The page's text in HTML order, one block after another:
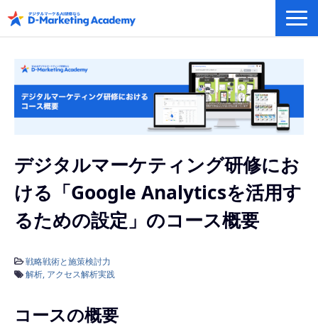
eラーニングシステム
カリキュラム例/事例
無料プラン/キャンペーン/特集
デジタルマーケティング研修にお
ける「Google Analyticsを活用す
るための設定」のコース概要
戦略戦術と施策検討力
解析 アクセス解析実践
コースの概要